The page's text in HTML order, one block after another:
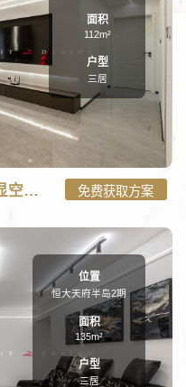
on line101
序之美-三居112㎡装修案例"
面积
112m²
户型
三居
112㎡意式简约：藏露有道,尽显空间秩序之美 免费获取方案
位置
恒大天府半岛2期
面积
135m²
户型
三居